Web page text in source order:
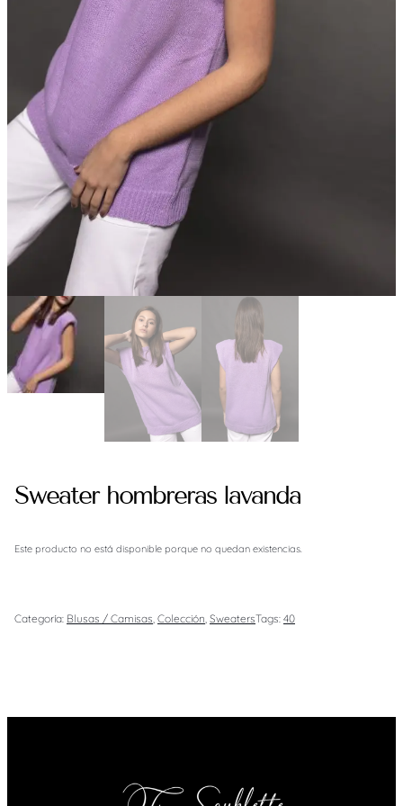
Sweater hombreras lavanda
Este producto no está disponible porque no quedan existencias.
Categoría: Blusas / Camisas, Colección, SweatersTags: 40